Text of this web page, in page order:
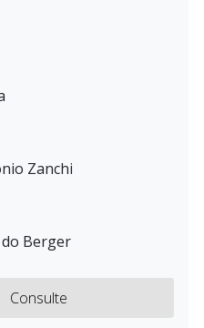
Zanchi
Berger
Consulte